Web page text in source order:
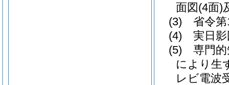
面図(4面)
(3)
省令
(4)
実日
(5)
専門
により生
レビ電波